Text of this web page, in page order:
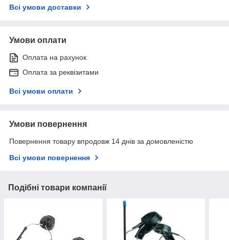
Всі умови доставки
Умови оплати
Оплата на рахунок
Оплата за реквізитами
Всі умови оплати
Умови повернення
Повернення товару впродовж 14 днів за домовленістю
Всі умови повернення
Подібні товари компанії